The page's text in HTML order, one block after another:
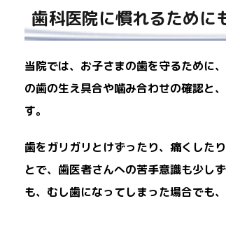
歯科医院に慣れるために
当院では、お子さまの歯を守るために
の歯の生え具合や噛み合わせの確認と
す。
歯をガリガリとけずったり、痛くした
とで、歯医者さんへの苦手意識も少し
も、むし歯になってしまった場合でも